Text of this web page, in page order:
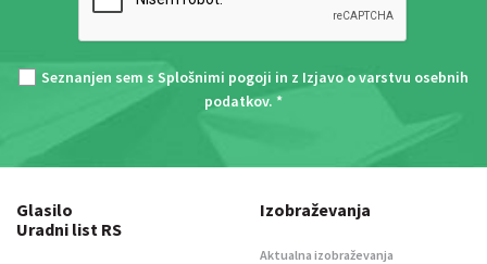
Seznanjen sem s Splošnimi pogoji in z Izjavo o varstvu osebnih
podatkov. *
Glasilo
Uradni list RS
Izobraževanja
Aktualna izobraževanja